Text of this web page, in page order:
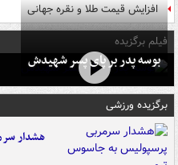
افزایش قیمت طلا و نقره جهانی
فیلم برگزیده
بوسه‌ پدر بر پای پسر شهیدش
برگزیده ورزشی
هشدار